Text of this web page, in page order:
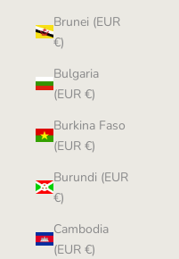
Brunei (EUR
€)
Bulgaria
(EUR €)
Burkina Faso
(EUR €)
Burundi (EUR
€)
Cambodia
(EUR €)